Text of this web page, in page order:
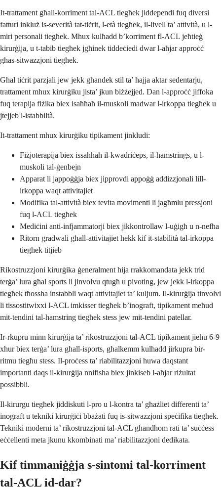
It-trattament għall-korriment tal-ACL tiegħek jiddependi fuq diversi
fatturi inkluż is-severità tat-tiċrit, l-età tiegħek, il-livell ta’ attività, u l-
miri personali tiegħek. Mhux kulħadd b’korriment fl-ACL jeħtieġ
kirurġija, u t-tabib tiegħek jgħinek tiddeċiedi dwar l-aħjar approċċ
għas-sitwazzjoni tiegħek.
Għal tiċrit parzjali jew jekk għandek stil ta’ ħajja aktar sedentarju,
trattament mhux kirurġiku jista’ jkun biżżejjed. Dan l-approċċ jiffoka
fuq terapija fiżika biex isaħħaħ il-muskoli madwar l-irkoppa tiegħek u
jtejjeb l-istabbiltà.
It-trattament mhux kirurġiku tipikament jinkludi:
Fiżjoterapija biex issaħħaħ il-kwadriċeps, il-hamstrings, u l-
muskoli tal-ġenbejn
Apparat li jappoġġja biex jipprovdi appoġġ addizzjonali lill-
irkoppa waqt attivitajiet
Modifika tal-attività biex tevita movimenti li jagħmlu pressjoni
fuq l-ACL tiegħek
Mediċini anti-infjammatorji biex jikkontrollaw l-uġigħ u n-nefħa
Ritorn gradwali għall-attivitajiet hekk kif it-stabilità tal-irkoppa
tiegħek titjieb
Rikostruzzjoni kirurġika ġeneralment hija rrakkomandata jekk trid
terġa’ lura għal sports li jinvolvu qtugħ u pivoting, jew jekk l-irkoppa
tiegħek tħossha instabbli waqt attivitajiet ta’ kuljum. Il-kirurġija tinvolvi
li tissostitwixxi l-ACL imkisser tiegħek b’inograft, tipikament meħud
mit-tendini tal-hamstring tiegħek stess jew mit-tendini patellar.
Ir-rkupru minn kirurġija ta’ rikostruzzjoni tal-ACL tipikament jieħu 6-9
xhur biex terġa’ lura għall-isports, għalkemm kulħadd jirkupra bir-
ritmu tiegħu stess. Il-proċess ta’ riabilitazzjoni huwa daqstant
importanti daqs il-kirurġija nnifisha biex jinkiseb l-aħjar riżultat
possibbli.
Il-kirurgu tiegħek jiddiskuti l-pro u l-kontra ta’ għażliet differenti ta’
inograft u tekniki kirurġiċi bbażati fuq is-sitwazzjoni speċifika tiegħek.
Tekniki moderni ta’ rikostruzzjoni tal-ACL għandhom rati ta’ suċċess
eċċellenti meta jkunu kkombinati ma’ riabilitazzjoni dedikata.
Kif timmaniġġja s-sintomi tal-korriment
tal-ACL id-dar?